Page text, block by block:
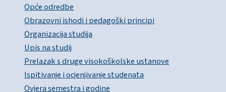
Opće odredbe
Obrazovni ishodi i pedagoški principi
Organizacija studija
Upis na studij
Prelazak s druge visokoškolske ustanove
Ispitivanje i ocjenjivanje studenata
Ovjera semestra i godine